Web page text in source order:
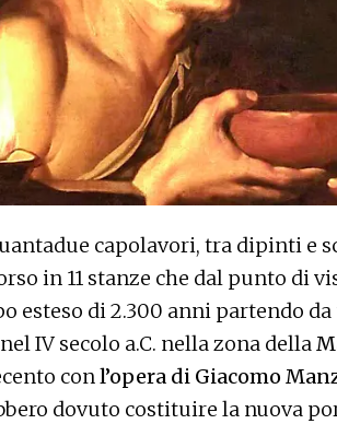
capolavori, tra dipinti e
in 11 stanze che dal punto di
esteso di 2.300 anni partendo
IV secolo a.C. nella zona della
conl’opera di Giacomo
dovuto costituire la nuova